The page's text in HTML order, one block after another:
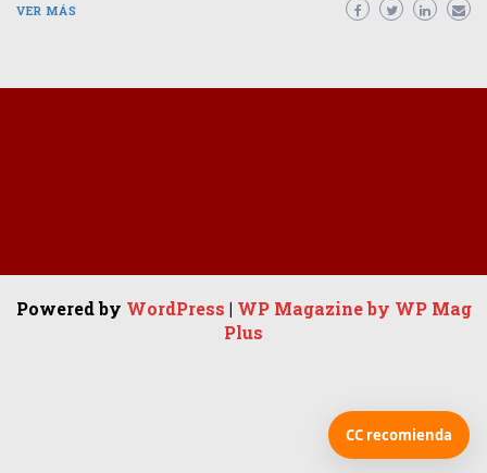
VER MÁS
Powered by WordPress | WP Magazine by WP Mag
Plus
CC recomienda